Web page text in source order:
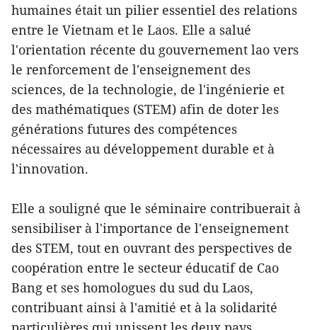
humaines était un pilier essentiel des relations
entre le Vietnam et le Laos. Elle a salué
l'orientation récente du gouvernement lao vers
le renforcement de l'enseignement des
sciences, de la technologie, de l'ingénierie et
des mathématiques (STEM) afin de doter les
générations futures des compétences
nécessaires au développement durable et à
l'innovation.
Elle a souligné que le séminaire contribuerait à
sensibiliser à l'importance de l'enseignement
des STEM, tout en ouvrant des perspectives de
coopération entre le secteur éducatif de Cao
Bang et ses homologues du sud du Laos,
contribuant ainsi à l'amitié et à la solidarité